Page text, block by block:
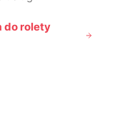
do rolety